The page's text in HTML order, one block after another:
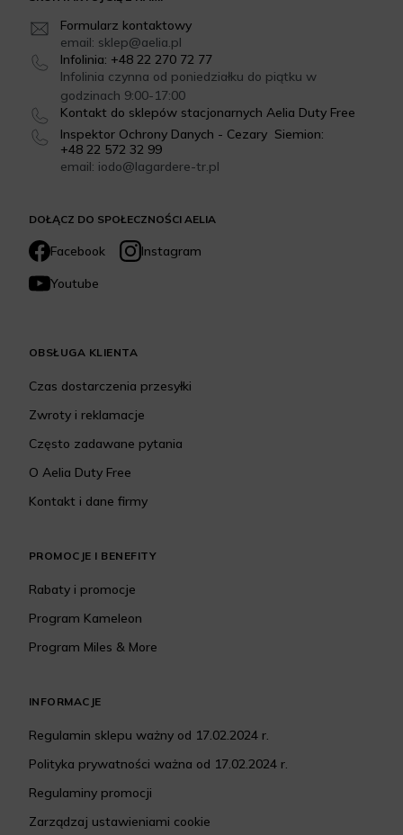
DOŁĄCZ DO SPOŁECZNOŚCI AELIA
Facebook
Instagram
Youtube
Formularz kontaktowy
email: sklep@aelia.pl
Infolinia: +48 22 270 72 77
Infolinia czynna od poniedziałku do piątku w
godzinach 9:00-17:00
Kontakt do sklepów stacjonarnych Aelia Duty Free
Inspektor Ochrony Danych - Cezary Siemion:
+48 22 572 32 99
email: iodo@lagardere-tr.pl
OBSŁUGA KLIENTA
Czas dostarczenia przesyłki
Zwroty i reklamacje
Często zadawane pytania
O Aelia Duty Free
Kontakt i dane firmy
PROMOCJE I BENEFITY
Rabaty i promocje
Program Kameleon
Program Miles & More
INFORMACJE
Regulamin sklepu ważny od 17.02.2024 r.
Polityka prywatności ważna od 17.02.2024 r.
Regulaminy promocji
Zarządzaj ustawieniami cookie